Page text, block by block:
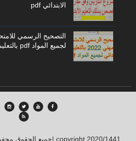
الابتدائي pdf
لجميع المواد pdf بالتعليم الابتدائي
جميع الحقوق| copyright 2020/1441